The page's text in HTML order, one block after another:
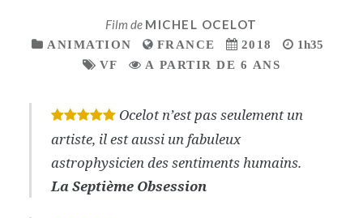
Film de MICHEL OCELOT
ANIMATION FRANCE 2018
1h35
VF
A PARTIR DE 6 ANS
* * * * *
Ocelot n’est pas seulement un
artiste, il est aussi un fabuleux
astrophysicien des sentiments humains.
La Septième Obsession